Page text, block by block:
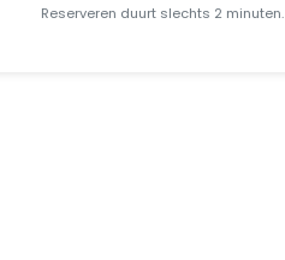
Reserveren duurt slechts 2 minuten.